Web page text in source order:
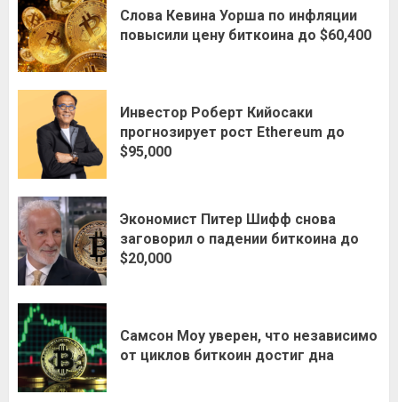
Слова Кевина Уорша по инфляции
повысили цену биткоина до $60,400
Инвестор Роберт Кийосаки
прогнозирует рост Ethereum до
$95,000
Экономист Питер Шифф снова
заговорил о падении биткоина до
$20,000
Самсон Моу уверен, что независимо
от циклов биткоин достиг дна